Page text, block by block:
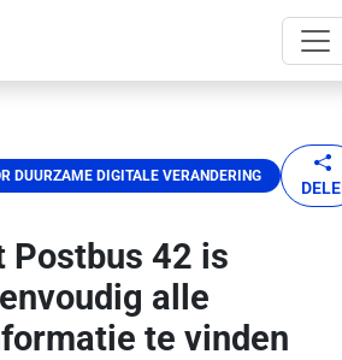
DUURZAME DIGITALE VERANDERING
Postbus 42 is
alle
te vinden